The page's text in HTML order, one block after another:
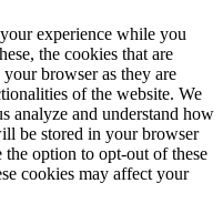
experience while you
the cookies that are
your browser as they are
of the website. We
analyze and understand how
be stored in your browser
option to opt-out of these
cookies may affect your